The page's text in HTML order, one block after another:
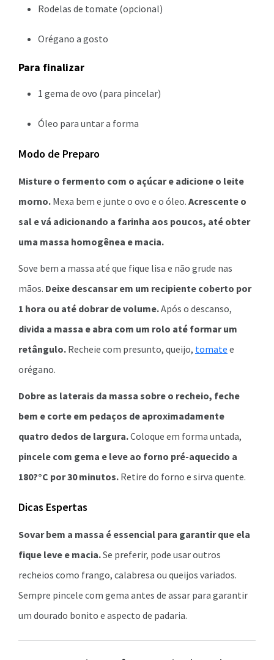
Rodelas de tomate (opcional)
Orégano a gosto
Para finalizar
1 gema de ovo (para pincelar)
Óleo para untar a forma
Modo de Preparo
Misture o fermento com o açúcar e adicione o leite
morno. Mexa bem e junte o ovo e o óleo. Acrescente o
sal e vá adicionando a farinha aos poucos, até obter
uma massa homogênea e macia.
Sove bem a massa até que fique lisa e não grude nas
mãos. Deixe descansar em um recipiente coberto por
1 hora ou até dobrar de volume.Após o descanso,
divida a massa e abra com um rolo até formar um
retângulo. Recheie com presunto, queijo, tomate e
orégano.
Dobre as laterais da massa sobre o recheio, feche
bem e corte em pedaços de aproximadamente
quatro dedos de largura.Coloque em forma untada,
pincele com gema e leve ao forno pré-aquecido a
180?°C por 30 minutos. Retire do forno e sirva quente.
Dicas Espertas
Sovar bem a massa é essencial para garantir que ela
fique leve e macia.Se preferir, pode usar outros
recheios como frango, calabresa ou queijos variados.
Sempre pincele com gema antes de assar para garantir
um dourado bonito e aspecto de padaria.